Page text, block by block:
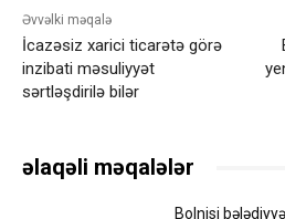
Əvvəlki məqalə
İcazəsiz xarici ticarətə görə
inzibati məsuliyyət
sərtləşdirilə bilər
əlaqəli məqalələr
Bolnisi